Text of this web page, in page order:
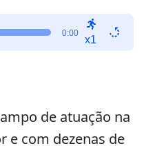
0:00
x1
de atuação na
e com dezenas de